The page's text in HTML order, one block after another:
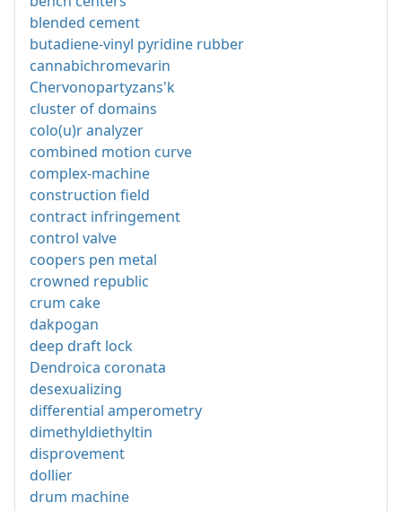
blended cement
butadiene-vinyl pyridine rubber
cannabichromevarin
Chervonopartyzans'k
cluster of domains
colo(u)r analyzer
combined motion curve
complex-machine
construction field
contract infringement
control valve
coopers pen metal
crowned republic
crum cake
dakpogan
deep draft lock
Dendroica coronata
desexualizing
differential amperometry
dimethyldiethyltin
disprovement
dollier
drum machine